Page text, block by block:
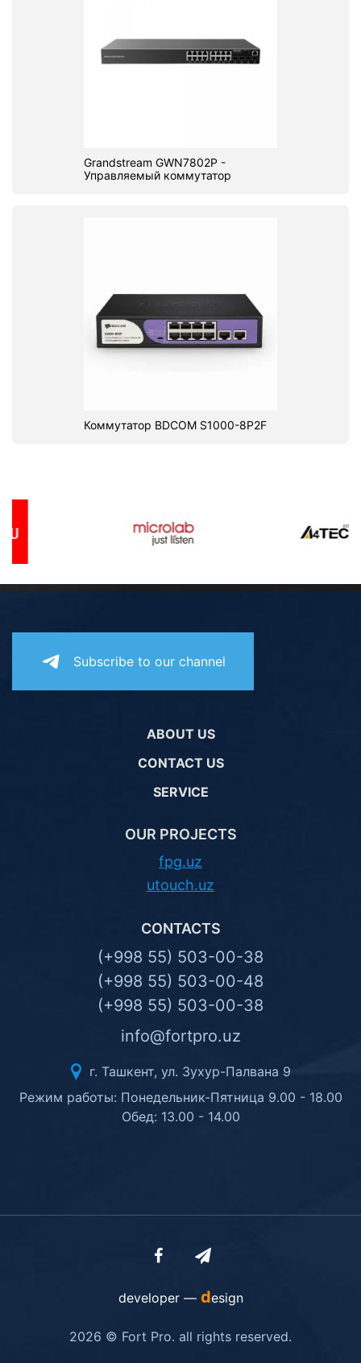
Grandstream GWN7802P -
Управляемый коммутатор
Коммутатор BDCOM S1000-8P2F
Subscribe to our channel
ABOUT US
CONTACT US
SERVICE
OUR PROJECTS
fpg.uz
utouch.uz
CONTACTS
(+998 55) 503-00-38
(+998 55) 503-00-48
(+998 55) 503-00-38
info@fortpro.uz
г. Ташкент, ул. Зухур-Палвана 9
Режим работы: Понедельник-Пятница 9.00 - 18.00
Обед: 13.00 - 14.00
developer — design
2026 © Fort Pro. all rights reserved.